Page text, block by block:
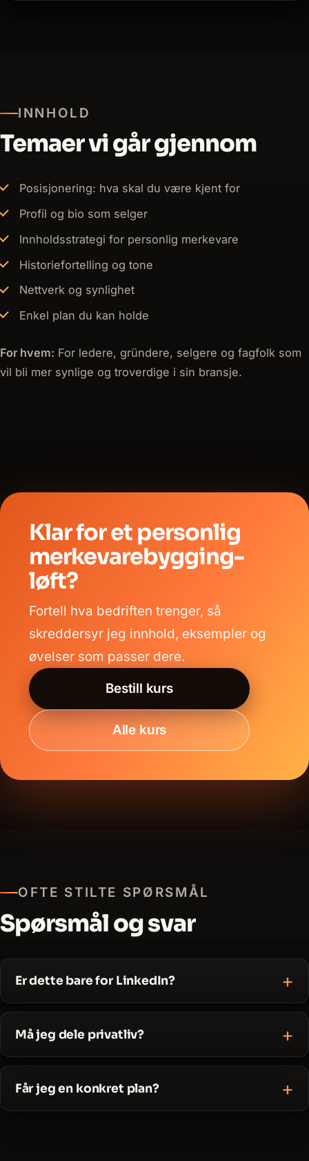
INNHOLD
Temaer vi går gjennom
Posisjonering: hva skal du være kjent for
Profil og bio som selger
Innholdsstrategi for personlig merkevare
Historiefortelling og tone
Nettverk og synlighet
Enkel plan du kan holde
For hvem: For ledere, gründere, selgere og fagfolk som
vil bli mer synlige og troverdige i sin bransje.
Klar for et personlig
merkevarebygging-
løft?
Fortell hva bedriften trenger, så
skreddersyr jeg innhold, eksempler og
øvelser som passer dere.
Bestill kurs
Alle kurs
OFTE STILTE SPØRSMÅL
Spørsmål og svar
Er dette bare for LinkedIn?
Må jeg dele privatliv?
Får jeg en konkret plan?